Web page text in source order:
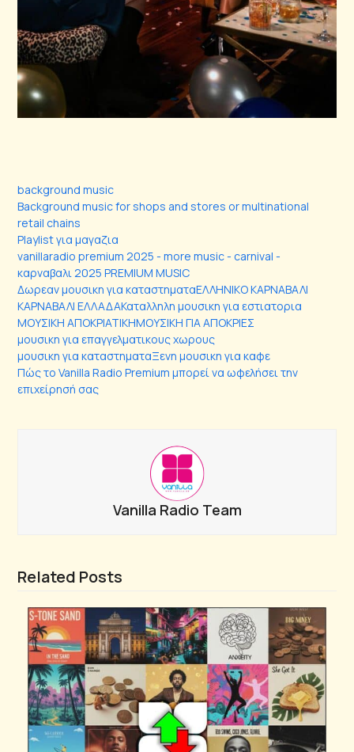
background music
Background music for shops and stores or multinational
retail chains
Playlist για μαγαζια
vanillaradio premium 2025 - more music - carnival -
καρναβαλι 2025 PREMIUM MUSIC
Δωρεαν μουσικη για καταστηματαΕΛΛΗΝΙΚΟ ΚΑΡΝΑΒΑΛΙ
ΚΑΡΝΑΒΑΛΙ ΕΛΛΑΔΑΚαταλληλη μουσικη για εστιατορια
ΜΟΥΣΙΚΗ ΑΠΟΚΡΙΑΤΙΚΗΜΟΥΣΙΚΗ ΓΙΑ ΑΠΟΚΡΙΕΣ
μουσικη για επαγγελματικους χωρους
μουσικη για καταστηματαΞενη μουσικη για καφε
Πώς το Vanilla Radio Premium μπορεί να ωφελήσει την
επιχείρησή σας
Vanilla Radio Team
Related Posts